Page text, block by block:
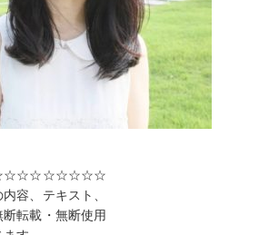
容、テキスト、
転載・無断使用